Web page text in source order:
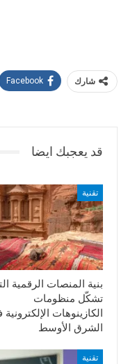
شارك Facebook
قد يعجبك ايضا
تقنية
بنية المنصات الرقمية
تشكّل منظومات
الكازينوهات
الشرق الأوسط
تقنية